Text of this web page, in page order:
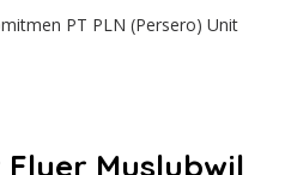
PT PLN (Persero) Unit
Muslubwil